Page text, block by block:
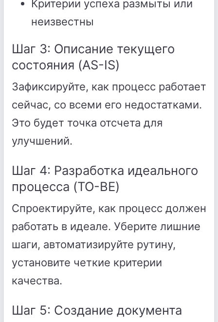
Критерии успеха размыты или
неизвестны
Шаг 3: Описание текущего
состояния (AS-IS)
Зафиксируйте, как процесс работает
сейчас, со всеми его недостатками.
Это будет точка отсчета для
улучшений.
Шаг 4: Разработка идеального
процесса (TO-BE)
Спроектируйте, как процесс должен
работать в идеале. Уберите лишние
шаги, автоматизируйте рутину,
установите четкие критерии
качества.
Шаг 5: Создание документа